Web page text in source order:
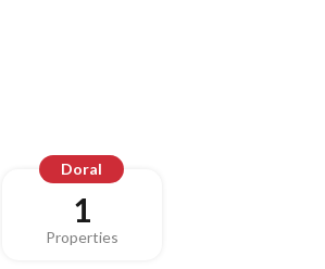
Doral
1
Properties